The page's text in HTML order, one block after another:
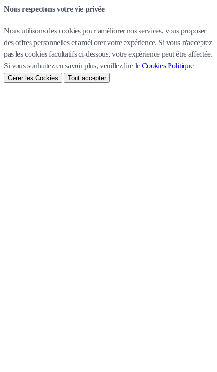
Nous respectons votre vie privée
Nous utilisons des cookies pour améliorer nos services, vous proposer
des offres personnelles et améliorer votre expérience. Si vous n'acceptez
pas les cookies facultatifs ci-dessous, votre expérience peut être affectée.
Si vous souhaitez en savoir plus, veuillez lire le Cookies Politique
Gérer les Cookies Tout accepter